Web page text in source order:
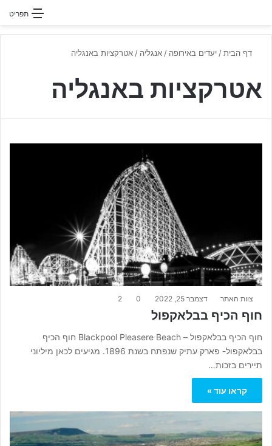
תפריט
דף הבית/ יעדים באירופה / אנגליה / אטרקציות באנגליה
אטרקציות באנגליה
צוות האתר דצמבר 25, 2022 0
2
חוף הכיף בבלאקפול
חוף הכיף בבלאקפול – Blackpool Pleasere Beach חוף הכיף
בבלאקפול- פארק עתיק שנפתח בשנת 1896. מגיעים לכאן מיליוני
תיירים בזכות…
קראו עוד »